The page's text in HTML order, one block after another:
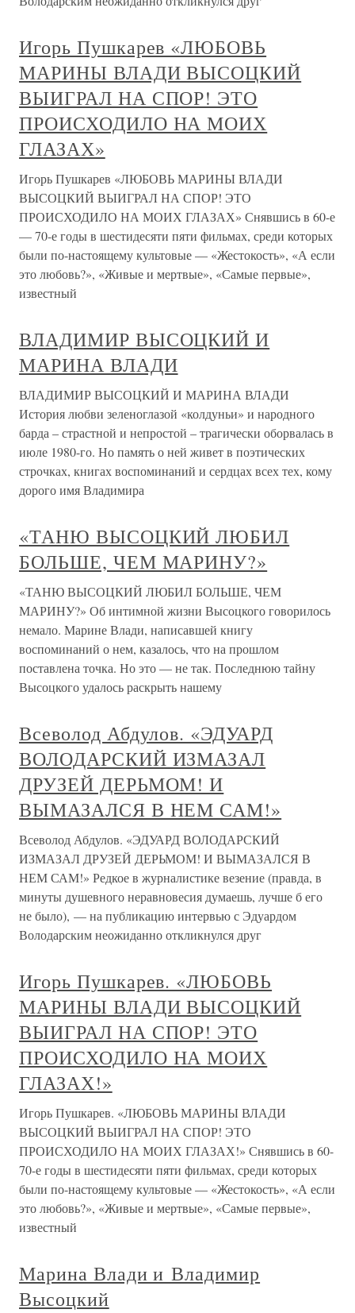
Игорь Пушкарев «ЛЮБОВЬ
МАРИНЫ ВЛАДИ ВЫСОЦКИЙ
ВЫИГРАЛ НА СПОР! ЭТО
ПРОИСХОДИЛО НА МОИХ
ГЛАЗАХ»
Игорь Пушкарев «ЛЮБОВЬ МАРИНЫ ВЛАДИ
ВЫСОЦКИЙ ВЫИГРАЛ НА СПОР! ЭТО
ПРОИСХОДИЛО НА МОИХ ГЛАЗАХ» Снявшись в 60-е
— 70-е годы в шестидесяти пяти фильмах, среди которых
были по-настоящему культовые — «Жестокость», «А если
это любовь?», «Живые и мертвые», «Самые первые»,
известный
ВЛАДИМИР ВЫСОЦКИЙ И
МАРИНА ВЛАДИ
ВЛАДИМИР ВЫСОЦКИЙ И МАРИНА ВЛАДИ
История любви зеленоглазой «колдуньи» и народного
барда – страстной и непростой – трагически оборвалась в
июле 1980-го. Но память о ней живет в поэтических
строчках, книгах воспоминаний и сердцах всех тех, кому
дорого имя Владимира
«ТАНЮ ВЫСОЦКИЙ ЛЮБИЛ
БОЛЬШЕ, ЧЕМ МАРИНУ?»
«ТАНЮ ВЫСОЦКИЙ ЛЮБИЛ БОЛЬШЕ, ЧЕМ
МАРИНУ?» Об интимной жизни Высоцкого говорилось
немало. Марине Влади, написавшей книгу
воспоминаний о нем, казалось, что на прошлом
поставлена точка. Но это — не так. Последнюю тайну
Высоцкого удалось раскрыть нашему
Всеволод Абдулов. «ЭДУАРД
ВОЛОДАРСКИЙ ИЗМАЗАЛ
ДРУЗЕЙ ДЕРЬМОМ! И
ВЫМАЗАЛСЯ В НЕМ САМ!»
Всеволод Абдулов. «ЭДУАРД ВОЛОДАРСКИЙ
ИЗМАЗАЛ ДРУЗЕЙ ДЕРЬМОМ! И ВЫМАЗАЛСЯ В
НЕМ САМ!» Редкое в журналистике везение (правда, в
минуты душевного неравновесия думаешь, лучше б его
не было), — на публикацию интервью с Эдуардом
Володарским неожиданно откликнулся друг
Игорь Пушкарев. «ЛЮБОВЬ
МАРИНЫ ВЛАДИ ВЫСОЦКИЙ
ВЫИГРАЛ НА СПОР! ЭТО
ПРОИСХОДИЛО НА МОИХ
ГЛАЗАХ!»
Игорь Пушкарев. «ЛЮБОВЬ МАРИНЫ ВЛАДИ
ВЫСОЦКИЙ ВЫИГРАЛ НА СПОР! ЭТО
ПРОИСХОДИЛО НА МОИХ ГЛАЗАХ!» Снявшись в 60-
70-е годы в шестидесяти пяти фильмах, среди которых
были по-настоящему культовые — «Жестокость», «А если
это любовь?», «Живые и мертвые», «Самые первые»,
известный
Марина Влади и Владимир
Высоцкий